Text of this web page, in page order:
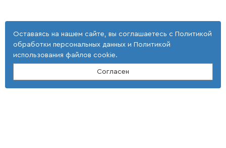
Оставаясь на нашем сайте, вы соглашаетесь с Политикой
обработки персональных данных и Политикой
использования файлов cookie.
Согласен